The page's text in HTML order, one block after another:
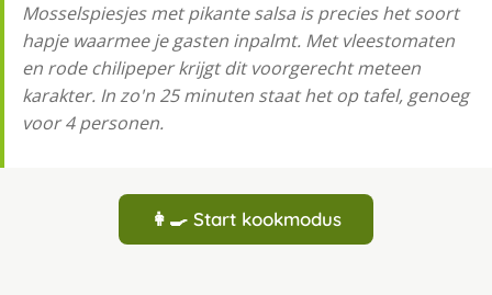
Mosselspiesjes met pikante salsa is precies het soort
hapje waarmee je gasten inpalmt. Met vleestomaten
en rode chilipeper krijgt dit voorgerecht meteen
karakter. In zo'n 25 minuten staat het op tafel, genoeg
voor 4 personen.
👩‍🍳 Start kookmodus